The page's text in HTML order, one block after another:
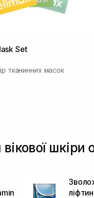
Set
тканинних масок
шкіри